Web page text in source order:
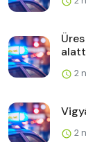
alatt
2
2